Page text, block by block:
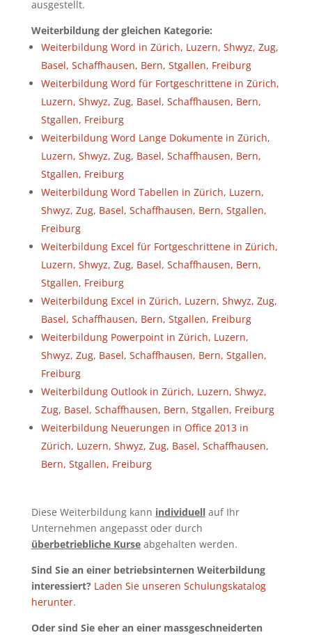
ausgestellt.
Weiterbildung der gleichen Kategorie:
Weiterbildung Word in Zürich, Luzern, Shwyz, Zug,
Basel, Schaffhausen, Bern, Stgallen, Freiburg
Weiterbildung Word für Fortgeschrittene in Zürich,
Luzern, Shwyz, Zug, Basel, Schaffhausen, Bern,
Stgallen, Freiburg
Weiterbildung Word Lange Dokumente in Zürich,
Luzern, Shwyz, Zug, Basel, Schaffhausen, Bern,
Stgallen, Freiburg
Weiterbildung Word Tabellen in Zürich, Luzern,
Shwyz, Zug, Basel, Schaffhausen, Bern, Stgallen,
Freiburg
Weiterbildung Excel für Fortgeschrittene in Zürich,
Luzern, Shwyz, Zug, Basel, Schaffhausen, Bern,
Stgallen, Freiburg
Weiterbildung Excel in Zürich, Luzern, Shwyz, Zug,
Basel, Schaffhausen, Bern, Stgallen, Freiburg
Weiterbildung Powerpoint in Zürich, Luzern,
Shwyz, Zug, Basel, Schaffhausen, Bern, Stgallen,
Freiburg
Weiterbildung Outlook in Zürich, Luzern, Shwyz,
Zug, Basel, Schaffhausen, Bern, Stgallen, Freiburg
Weiterbildung Neuerungen in Office 2013 in
Zürich, Luzern, Shwyz, Zug, Basel, Schaffhausen,
Bern, Stgallen, Freiburg
Diese Weiterbildung kann individuellauf Ihr
Unternehmen angepasst oder durch
überbetriebliche Kurseabgehalten werden.
Sind Sie an einer betriebsinternen Weiterbildung
interessiert? Laden Sie unseren Schulungskatalog
herunter.
Oder sind Sie eher an einer massgeschneiderten